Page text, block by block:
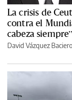
La crisis de
contra el
cabeza siempre”
David Vázquez Baciero